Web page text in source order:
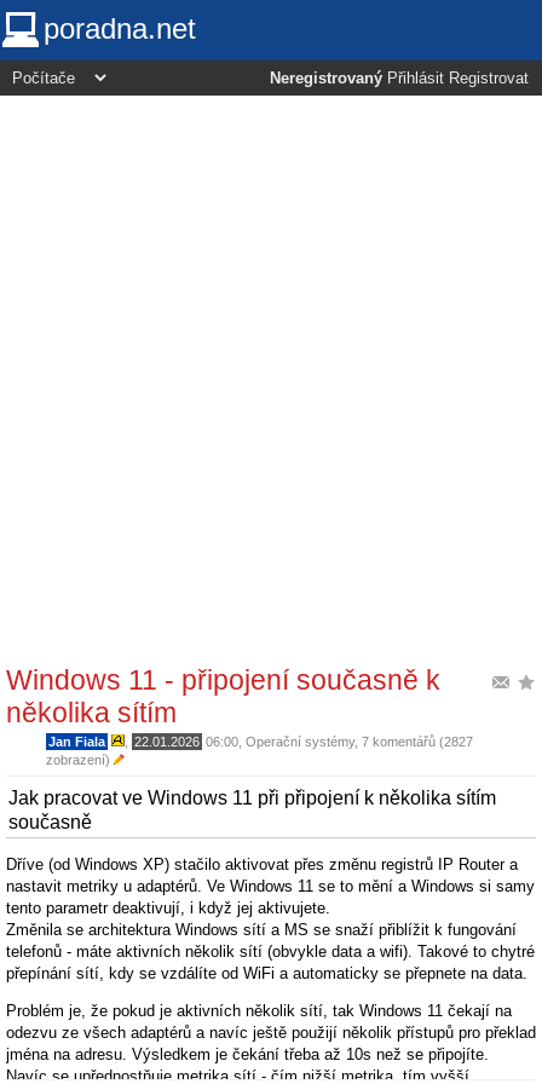
poradna.net
Neregistrovaný Přihlásit Registrovat
Windows 11 - připojení současně k
několika sítím
Jan Fiala 22.01.2026 06:00 Operační systémy, 7 komentářů (2827
zobrazení)
Jak pracovat ve Windows 11 při připojení k několika sítím
současně
Dříve (od Windows XP) stačilo aktivovat přes změnu registrů IP Router a
nastavit metriky u adaptérů. Ve Windows 11 se to mění a Windows si samy
tento parametr deaktivují, i když jej aktivujete.
Změnila se architektura Windows sítí a MS se snaží přiblížit k fungování
telefonů - máte aktivních několik sítí (obvykle data a wifi). Takové to chytré
přepínání sítí, kdy se vzdálíte od WiFi a automaticky se přepnete na data.
Problém je, že pokud je aktivních několik sítí, tak Windows 11 čekají na
odezvu ze všech adaptérů a navíc ještě použijí několik přístupů pro překlad
jména na adresu. Výsledkem je čekání třeba až 10s než se připojíte.
Navíc se upřednostňuje metrika sítí - čím nižší metrika, tím vyšší